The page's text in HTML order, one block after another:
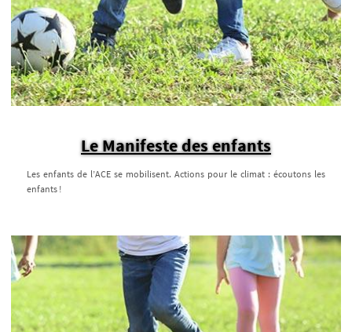
Le Manifeste des enfants
Les enfants de l’ACE se mobilisent. Actions pour le climat : écoutons les
enfants !